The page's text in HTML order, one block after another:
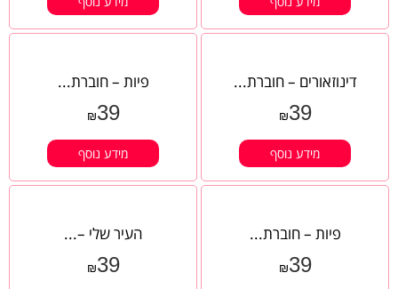
דינוזאורים – חוברת...
₪39
מידע נוסף
פיות – חוברת...
₪39
מידע נוסף
פיות – חוברת...
₪39
העיר שלי –...
₪39